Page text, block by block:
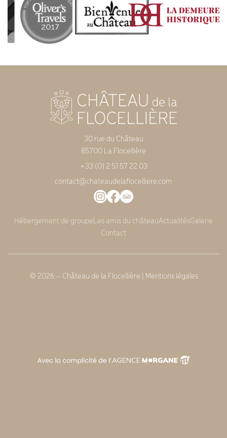
30 rue du Château
85700 La Flocellière
+33 (0) 2 51 57 22 03
contact@chateaudelaflocelliere.com
Hébergement de groupeLes amis du châteauActualitésGalerie
Contact
© 2026 – Château de la Flocellière | Mentions légales